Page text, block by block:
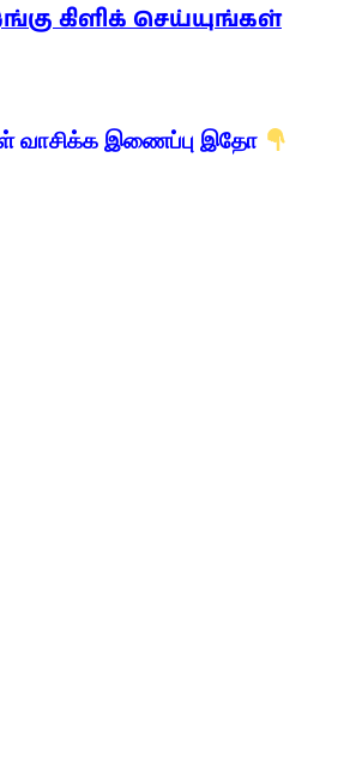
கிளிக் செய்யுங்கள்
வாசிக்க இணைப்பு இதோ